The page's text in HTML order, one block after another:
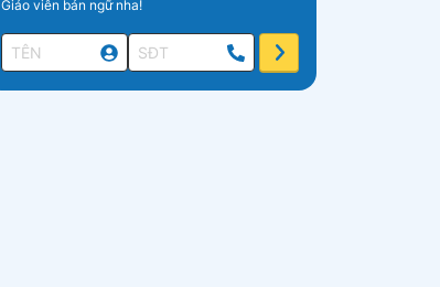
Giáo viên bản ngữ nha!